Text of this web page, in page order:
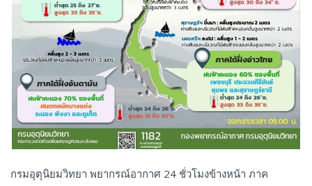
กรมอุตุนิยมวิทยา พยากรณ์อากาศ 24 ชั่วโมงข้างหน้า ภาค